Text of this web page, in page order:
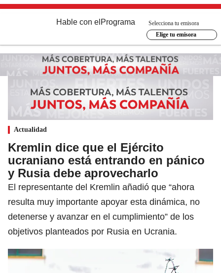
Hable con el Programa
Selecciona tu emisora
Elige tu emisora
Actualidad
Kremlin dice que el Ejército
ucraniano está entrando en pánico
y Rusia debe aprovecharlo
El representante del Kremlin añadió que “ahora
resulta muy importante apoyar esta dinámica, no
detenerse y avanzar en el cumplimiento” de los
objetivos planteados por Rusia en Ucrania.